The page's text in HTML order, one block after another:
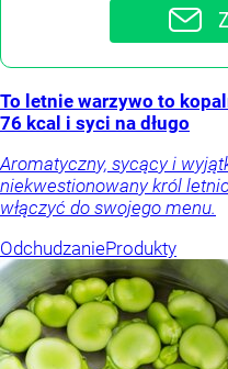
To letnie warzywo to
76 kcal i syci na długo
Aromatyczny, sycący i
niekwestionowany król
włączyć do swojego menu.
OdchudzanieProdukty